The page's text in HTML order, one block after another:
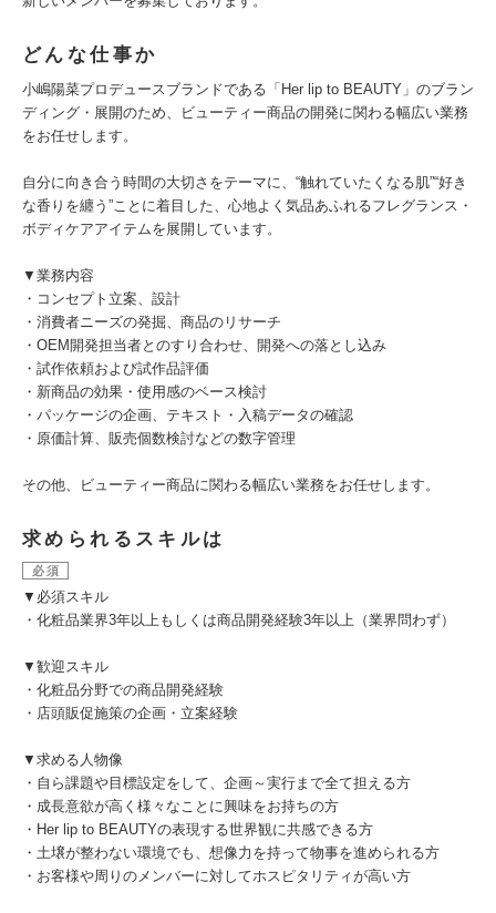
どんな仕事か
小嶋陽菜プロデュースブランドである「Her lip to BEAUTY」のブラン
ディング・展開のため、ビューティー商品の開発に関わる幅広い業務
をお任せします。
自分に向き合う時間の大切さをテーマに、“触れていたくなる肌”“好き
な香りを纏う”ことに着目した、心地よく気品あふれるフレグランス・
ボディケアアイテムを展開しています。
▼業務内容
・コンセプト⽴案、設計
・消費者ニーズの発掘、商品のリサーチ
・OEM開発担当者とのすり合わせ、開発への落とし込み
・試作依頼および試作品評価
・新商品の効果・使用感のベース検討
・パッケージの企画、テキスト・入稿データの確認
・原価計算、販売個数検討などの数字管理
その他、ビューティー商品に関わる幅広い業務をお任せします。
求められるスキルは
必須
▼必須スキル
・化粧品業界3年以上もしくは商品開発経験3年以上（業界問わず）
▼歓迎スキル
・化粧品分野での商品開発経験
・店頭販促施策の企画・立案経験
▼求める人物像
・自ら課題や目標設定をして、企画～実行まで全て担える方
・成長意欲が高く様々なことに興味をお持ちの方
・Her lip to BEAUTYの表現する世界観に共感できる方
・土壌が整わない環境でも、想像力を持って物事を進められる方
・お客様や周りのメンバーに対してホスピタリティが高い方